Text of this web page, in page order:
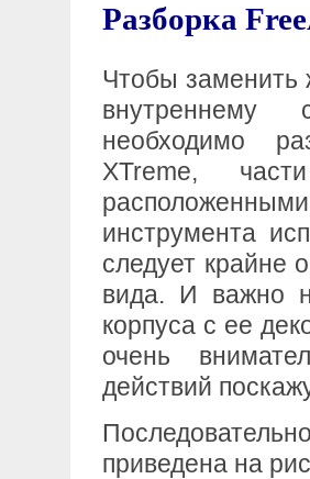
Разборка
Чтобы заменить
внутреннему
необходимо
XTreme,
инструмента
следует крайне
вида. И важно
корпуса с ее
очень
действий
приведена на